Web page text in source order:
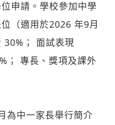
申請。學校參加中學
（適用於2026 年9月
30%； 面試表現
； 專長、獎項及課外
為中一家長舉行簡介